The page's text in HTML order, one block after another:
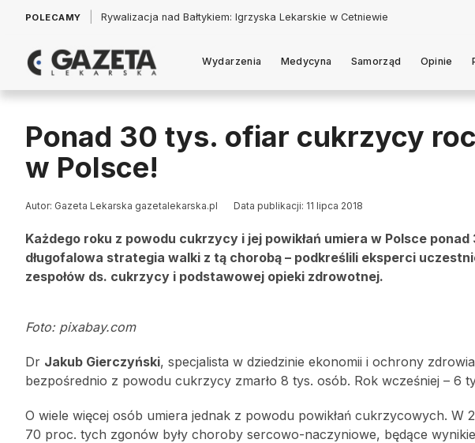
POLECAMY Łukasz Jankowski: Politycy w pogoni za króliczkiem
Wydarzenia Medycyna Samorząd Opinie
Ponad 30 tys. ofiar cukrzycy
w Polsce!
Autor: Gazeta Lekarska gazetalekarska.pl Data publikacji: 11 lipca 2018
Każdego roku z powodu cukrzycy i jej powikłań umiera w Polsce
długofalowa strategia walki z tą chorobą – podkreślili eksperci
zespołów ds. cukrzycy i podstawowej opieki zdrowotnej.
Foto: pixabay.com
Dr Jakub Gierczyński, specjalista w dziedzinie ekonomii i ochrony
bezpośrednio z powodu cukrzycy zmarło 8 tys. osób. Rok wcześniej – 6
O wiele więcej osób umiera jednak z powodu powikłań cukrzycowych. W
70 proc. tych zgonów były choroby sercowo-naczyniowe, będące